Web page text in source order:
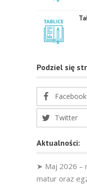
Podziel się
Facebook
Twitter
Aktualności:
➤ Maj 2026 –
matur oraz